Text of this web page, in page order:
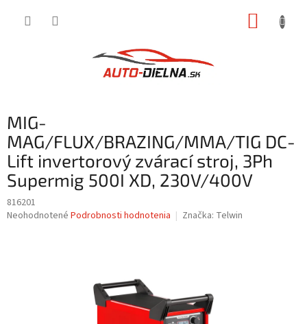
MIG-
MAG/FLUX/BRAZING/MMA/TIG DC-
Lift invertorový zvárací stroj, 3Ph
Supermig 500I XD, 230V/400V
816201
Priemerné
Neohodnotené Podrobnosti hodnotenia Značka: Telwin